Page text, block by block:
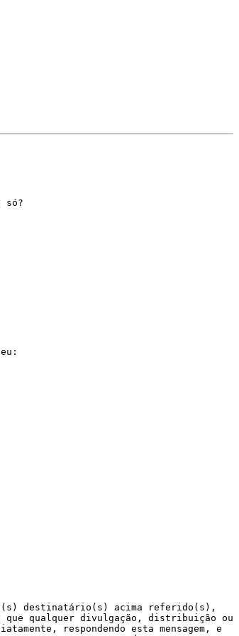
só?
do(s) destinatário(s) acima referido(s),
que qualquer divulgação, distribuição ou
respondendo esta mensagem, e